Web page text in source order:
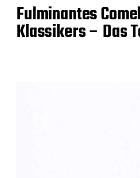
Fulminantes
Klassikers – Das